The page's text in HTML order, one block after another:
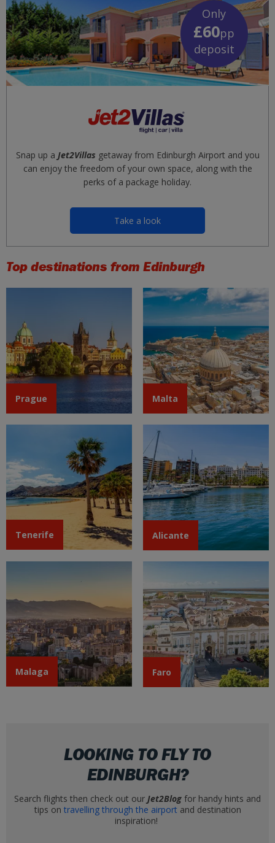
Only
£60pp
deposit
Snap up a Jet2Villas getaway from Edinburgh Airport and you
can enjoy the freedom of your own space, along with the
perks of a package holiday.
Take a look
Top destinations from Edinburgh
Prague Malta
Tenerife Alicante
Malaga Faro
LOOKING TO FLY TO
EDINBURGH?
Search flights then check out our Jet2Blog for handy hints and
tips on travelling through the airport and destination
inspiration!